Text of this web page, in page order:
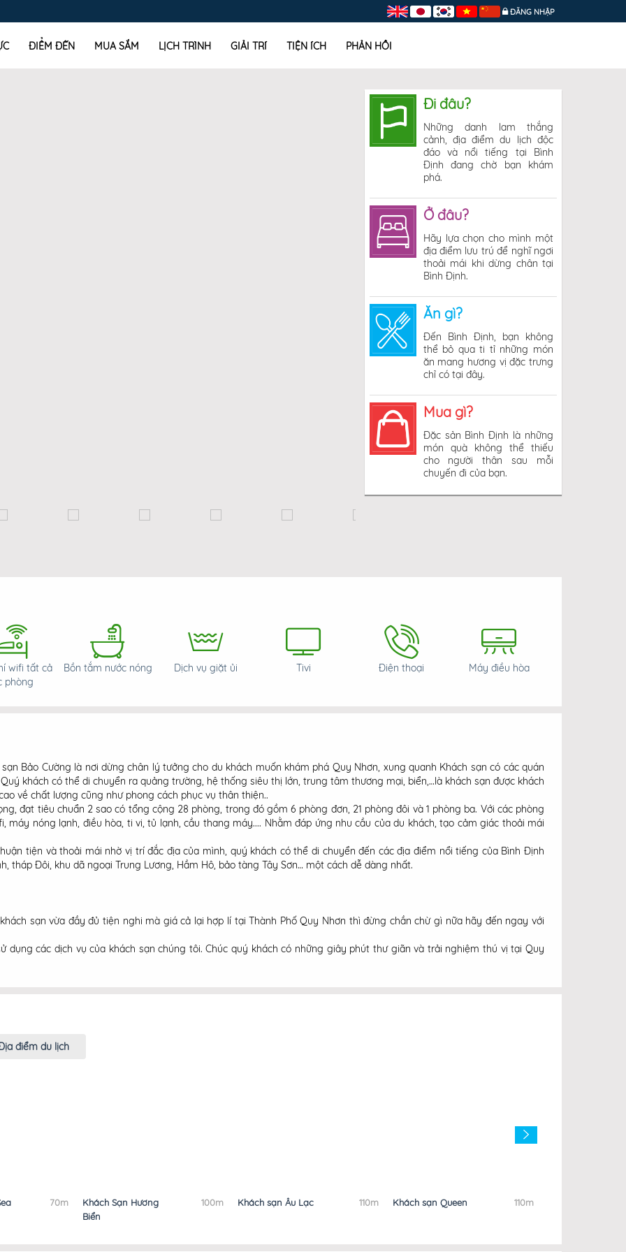
ĐĂNG NHẬP
ĐIỂM ĐẾN MUA SẮM LỊCH TRÌNH GIẢI TRÍ TIỆN ÍCH PHẢN HỒI
Đi đâu?
Những danh lam thắng
cảnh, địa điểm du lịch độc
đáo và nổi tiếng tại Bình
Định đang chờ bạn khám
phá.
Ở đâu?
Hãy lựa chọn cho mình một
địa điểm lưu trú để nghĩ ngơi
thoải mái khi dừng chân tại
Bình Định.
Ăn gì?
Đến Bình Định, bạn không
thể bỏ qua ti tỉ những món
ăn mang hương vị đặc trưng
chỉ có tại đây.
Mua gì?
Đặc sản Bình Định là những
món quà không thể thiếu
cho người thân sau mỗi
chuyến đi của bạn.
wifi tất cả
phòng
Bồn tắm nước nóng Dịch vụ giặt ủi Tivi Điện thoại Máy điều hòa
Bảo Cường là nơi dừng chân lý tưởng cho du khách muốn khám phá Quy Nhơn, xung quanh Khách sạn có các quán
khách có thể di chuyển ra quảng trường, hệ thống siêu thị lớn, trung tâm thương mại, biển,…là khách sạn được khách
về chất lượng cũng như phong cách phục vụ thân thiện..
đạt tiêu chuẩn 2 sao có tổng cộng 28 phòng, trong đó gồm 6 phòng đơn, 21 phòng đôi và 1 phòng ba. Với các phòng
máy nóng lạnh, điều hòa, ti vi, tủ lạnh, cầu thang máy.... Nhằm đáp ứng nhu cầu của du khách, tạo cảm giác thoải mái
tiện và thoải mái nhờ vị trí đắc địa của mình, quý khách có thể di chuyển đến các địa điểm nổi tiếng của Bình Định
tháp Đôi, khu dã ngoại Trung Lương, Hầm Hô, bảo tàng Tây Sơn… một cách dễ dàng nhất.
sạn vừa đầy đủ tiện nghi mà giá cả lại hợp lí tại Thành Phố Quy Nhơn thì đừng chần chừ gì nữa hãy đến ngay với
dụng các dịch vụ của khách sạn chúng tôi. Chúc quý khách có những giây phút thư giãn và trải nghiệm thú vị tại Quy
điểm du lịch
70m
Khách Sạn Hương
Biển
100m Khách sạn Âu Lạc 110m Khách sạn Queen 110m